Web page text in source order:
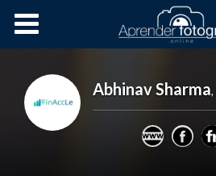
Cursos OnLine
Abhinav Sharma,